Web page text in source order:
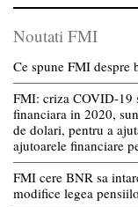
Noutati FMI
Ce spune FMI despre
FMI: criza COVID-19
financiara in 2020,
de dolari, pentru a
ajutoarele financiare
FMI cere BNR sa
modifice legea